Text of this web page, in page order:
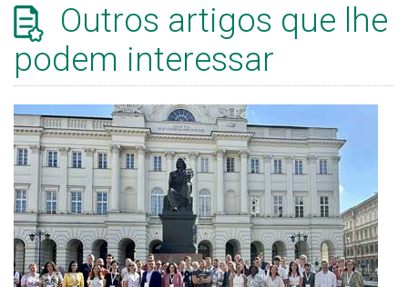
Outros artigos que lhe
podem interessar